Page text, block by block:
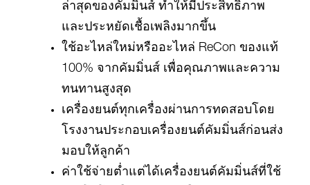
ล่าสุดของคัมมิ่นส์ ทำให้มีประสิทธิภาพ
และประหยัดเชื้อเพลิงมากขึ้น
ใช้อะไหล่ใหม่หรืออะไหล่ ReCon ของแท้
100% จากคัมมิ่นส์ เพื่อคุณภาพและความ
ทนทานสูงสุด
เครื่องยนต์ทุกเครื่องผ่านการทดสอบโดย
โรงงานประกอบเครื่องยนต์คัมมิ่นส์ก่อนส่ง
มอบให้ลูกค้า
ค่าใช้จ่ายต่ำแต่ได้เครื่องยนต์คัมมิ่นส์ที่ใช้